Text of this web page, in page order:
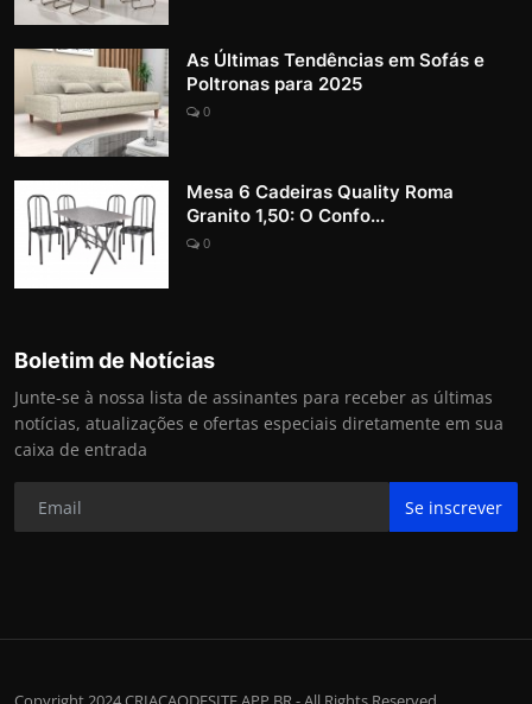
As Últimas Tendências em Sofás e
Poltronas para 2025
0
Mesa 6 Cadeiras Quality Roma
Granito 1,50: O Confo...
0
Boletim de Notícias
Junte-se à nossa lista de assinantes para receber as últimas
notícias, atualizações e ofertas especiais diretamente em sua
caixa de entrada
Se inscrever